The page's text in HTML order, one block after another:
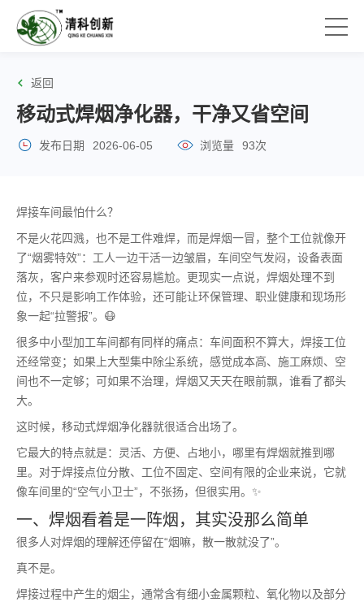
返回
移动式焊烟净化器，干净又省空间
发布日期 2026-06-05 浏览量 93次
焊接车间最怕什么？
不是火花四溅，也不是工件难焊，而是焊烟一冒，整个工位就像开
了“烟雾特效”：工人一边干活一边皱眉，车间空气发闷，设备表面
落灰，客户来参观时还容易尴尬。更现实一点说，焊烟处理不到
位，不只是影响工作体验，还可能让环保管理、职业健康和现场形
象一起“拉警报”。😷
很多中小型加工车间都有同样的痛点：车间面积不算大，焊接工位
还经常变；如果上大型集中除尘系统，感觉成本高、施工麻烦、空
间也不一定够；可如果不治理，焊烟又天天在眼前飘，谁看了都头
大。
这时候，移动式焊烟净化器就很适合出场了。
它最大的特点就是：灵活、方便、占地小，哪里有焊烟就推到哪
里。对于焊接点位分散、工位不固定、空间有限的企业来说，它就
像车间里的“空气小卫士”，不张扬，但很实用。✨
一、焊烟看着是一阵烟，其实没那么简单
很多人对焊烟的理解还停留在“烟嘛，散一散就没了”。
真不是。
焊接过程中产生的烟尘，通常含有细小金属颗粒、氧化物以及部分